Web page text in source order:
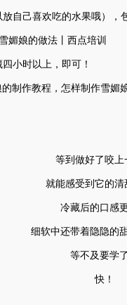
自己喜欢吃的水果哦），
小时以上，即可！
等到做好了咬上
就能感受到它的清
冷藏后的口感
细软中还带着隐隐的
等不及要学
快！